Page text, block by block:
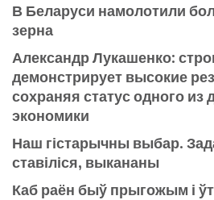
В Беларуси намолотили
зерна
Александр Лукашенко:
демонстрирует высокие
сохраняя статус одного из
экономики
Наш гістарычны выбар.
ставіліся, выкананы
Каб раён быў прыгожым і